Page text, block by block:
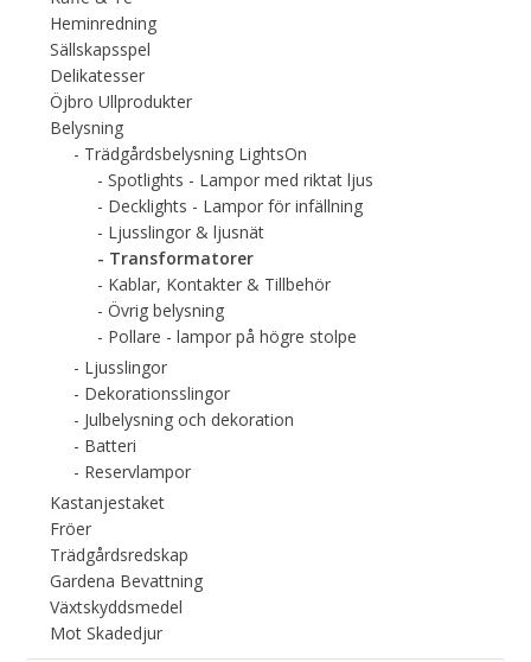
Heminredning
Sällskapsspel
Delikatesser
Öjbro Ullprodukter
Belysning
Trädgårdsbelysning LightsOn
Spotlights - Lampor med riktat ljus
Decklights - Lampor för infällning
Ljusslingor & ljusnät
Transformatorer
Kablar, Kontakter & Tillbehör
Övrig belysning
Pollare - lampor på högre stolpe
Ljusslingor
Dekorationsslingor
Julbelysning och dekoration
Batteri
Reservlampor
Kastanjestaket
Fröer
Trädgårdsredskap
Gardena Bevattning
Växtskyddsmedel
Mot Skadedjur